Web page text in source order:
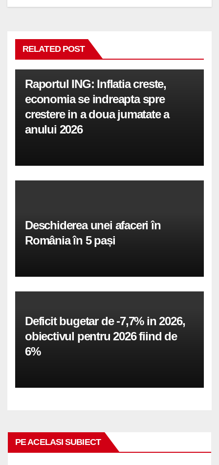
RELATED POST
Raportul ING: Inflatia creste,
economia se indreapta spre
crestere in a doua jumatate a
anului 2026
Deschiderea unei afaceri în
România în 5 pași
Deficit bugetar de -7,7% in 2026,
obiectivul pentru 2026 fiind de
6%
PE ACELASI SUBIECT